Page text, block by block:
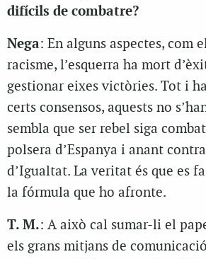
difícils de combatre?
Nega: En alguns aspectes, com
racisme, l’esquerra ha mort
gestionar eixes victòries. Tot i
certs consensos, aquests no
sembla que ser rebel siga
polsera d’Espanya i anant
d’Igualtat. La veritat és que es
la fórmula que ho afronte.
T. M.: A això cal sumar-li el
els grans mitjans de